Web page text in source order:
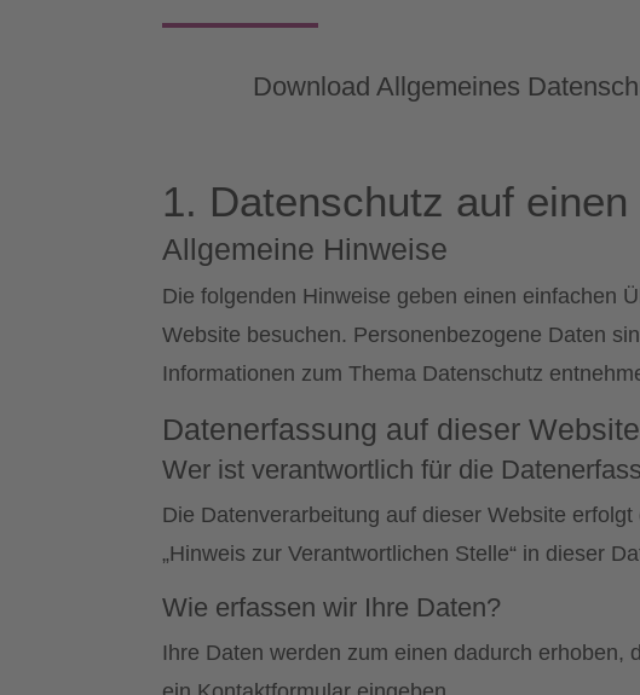
Download Allgemeines
1. Datenschutz auf
Allgemeine Hinweise
Die folgenden Hinweise geben einen einfachen
Website besuchen. Personenbezogene Daten
Informationen zum Thema Datenschutz
Datenerfassung auf dieser Website
Wer ist verantwortlich für die
Die Datenverarbeitung auf dieser Website
„Hinweis zur Verantwortlichen Stelle“ in dieser
Wie erfassen wir Ihre Daten?
Ihre Daten werden zum einen dadurch